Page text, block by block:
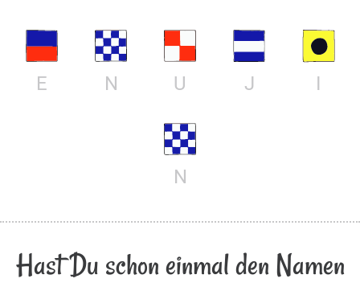
E N U J I
N
Hast Du schon einmal den Namen